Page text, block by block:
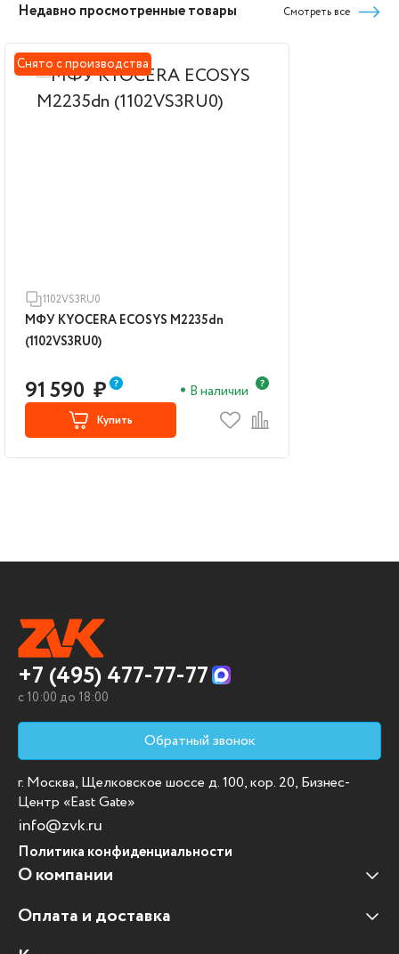
Недавно просмотренные товары Смотреть все
Снято с производства
1102VS3RU0
МФУ KYOCERA ECOSYS M2235dn
(1102VS3RU0)
91 590 ₽ В наличии
Купить
+7 (495) 477-77-77
c 10:00 до 18:00
Обратный звонок
г. Москва, Щелковское шоссе д. 100, кор. 20, Бизнес-
Центр «East Gate»
info@zvk.ru
Политика конфиденциальности
О компании
Наши клиенты
Оплата и доставка